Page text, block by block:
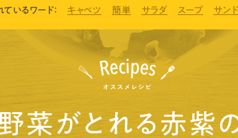
野菜がとれる赤紫
いるワード： キャベツ 簡単 サラダ スープ サンド